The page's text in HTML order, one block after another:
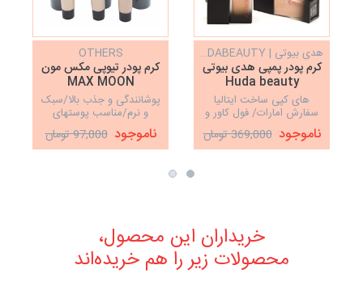
هدی بیوتی | HUDABEAUTY
کرم پودر پمپی هدی بیوتی
Huda beauty
های کپی ساخت ایتالیا
سفارش امارات/ فول کاور و
مات / ضد تعریق و براق
شدن پوست/حاوی روغن
آرگان با ماندگاری و پوشش
ناموجود 369,000 تومان
OTHERS
کرم پودر تیوپی مکس مون
MAX MOON
پوشانندگی و جذب بالا/سبک
و نرم/مناسب پوستهای
خشک و معمولیناموجود 97,000 تومان
خریداران این محصول،
محصولات زیر را هم خریده‌اند